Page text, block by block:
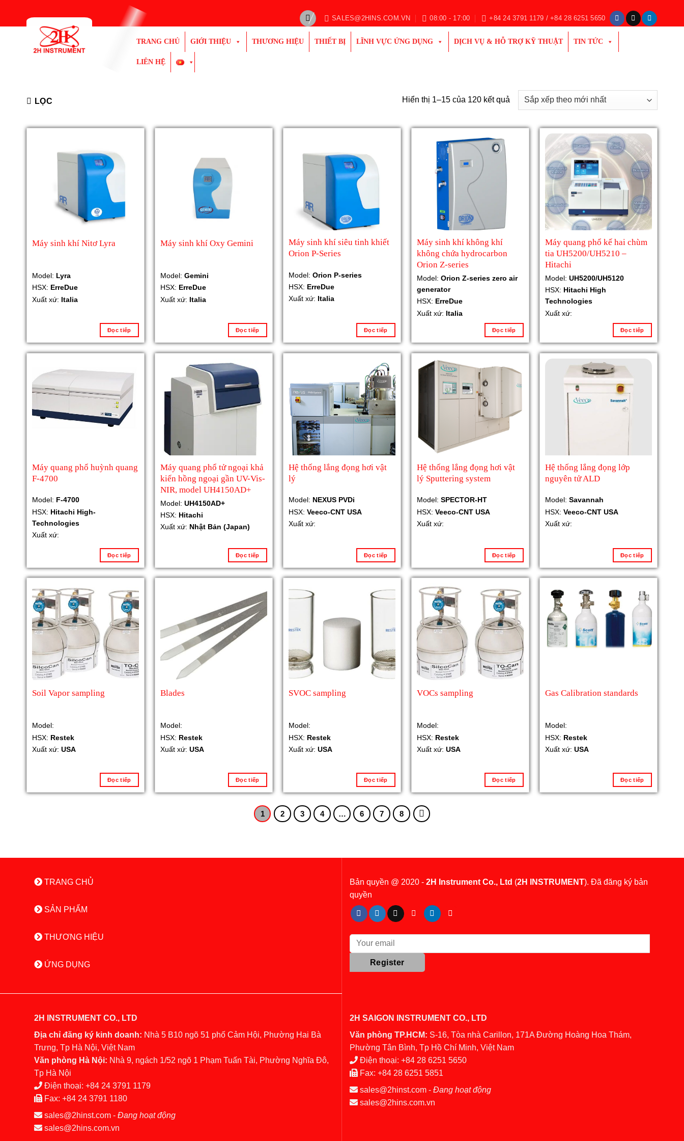
SALES@2HINS.COM.VN 08:00 - 17:00 +84 24 3791 1179 / +84 28 6251 5650
TRANG CHỦ GIỚI THIỆU THƯƠNG HIỆU THIẾT BỊ LĨNH VỰC ỨNG DỤNG DỊCH VỤ & HỖ TRỢ KỸ THUẬT TIN TỨC
LIÊN HỆ
LỌC Hiển thị 1–15 của 120 kết quảĐã
sắp
xếp
Máy sinh khí Nitơ Lyra
Model: Lyra
HSX: ErreDue
Xuất xứ: Italia
Đọc tiếp
Máy sinh khí Oxy Gemini
Model: Gemini
HSX: ErreDue
Xuất xứ: Italia
Đọc tiếp
Máy sinh khí siêu tinh khiết
Orion P-Series
Model: Orion P-series
HSX: ErreDue
Xuất xứ: Italia
Đọc tiếp
Máy sinh khí không khí
không chứa hydrocarbon
Orion Z-series
Model: Orion Z-series zero air
generator
HSX: ErreDue
Xuất xứ: Italia
Đọc tiếp
Máy quang phổ kế hai chùm
tia UH5200/UH5210 –
Hitachi
Model: UH5200/UH5120
HSX: Hitachi High
Technologies
Xuất xứ:
Đọc tiếp
Máy quang phổ huỳnh quang
F-4700
Model: F-4700
HSX: Hitachi High-
Technologies
Xuất xứ:
Đọc tiếp
Máy quang phổ tử ngoại khả
kiến hồng ngoại gần UV-Vis-
NIR, model UH4150AD+
Model: UH4150AD+
HSX: Hitachi
Xuất xứ: Nhật Bản (Japan)
Đọc tiếp
Hệ thống lắng đọng hơi vật
lý
Model: NEXUS PVDi
HSX: Veeco-CNT USA
Xuất xứ:
Đọc tiếp
Hệ thống lắng đọng hơi vật
lý Sputtering system
Model: SPECTOR-HT
HSX: Veeco-CNT USA
Xuất xứ:
Đọc tiếp
Hệ thống lắng đọng lớp
nguyên tử ALD
Model: Savannah
HSX: Veeco-CNT USA
Xuất xứ:
Đọc tiếp
Soil Vapor sampling
Model:
HSX: Restek
Xuất xứ: USA
Đọc tiếp
Blades
Model:
HSX: Restek
Xuất xứ: USA
Đọc tiếp
SVOC sampling
Model:
HSX: Restek
Xuất xứ: USA
Đọc tiếp
VOCs sampling
Model:
HSX: Restek
Xuất xứ: USA
Đọc tiếp
Gas Calibration standards
Model:
HSX: Restek
Xuất xứ: USA
Đọc tiếp
1 2 3 4 … 6 7 8
TRANG CHỦ
SẢN PHẨM
THƯƠNG HIỆU
ỨNG DỤNG
Bản quyền @ 2020 - 2H Instrument Co., Ltd (2H INSTRUMENT). Đã đăng ký bản
quyền
2H INSTRUMENT CO., LTD
Địa chỉ đăng ký kinh doanh: Nhà 5 B10 ngõ 51 phố Cảm Hội, Phường Hai Bà
Trưng, Tp Hà Nội, Việt Nam
Văn phòng Hà Nội: Nhà 9, ngách 1/52 ngõ 1 Phạm Tuấn Tài, Phường Nghĩa Đô,
Tp Hà Nội
Điện thoại: +84 24 3791 1179
Fax: +84 24 3791 1180
sales@2hinst.com - Đang hoạt động
sales@2hins.com.vn
2H SAIGON INSTRUMENT CO., LTD
Văn phòng TP.HCM: S-16, Tòa nhà Carillon, 171A Đường Hoàng Hoa Thám,
Phường Tân Bình, Tp Hồ Chí Minh, Việt Nam
Điện thoại: +84 28 6251 5650
Fax: +84 28 6251 5851
sales@2hinst.com - Đang hoạt động
sales@2hins.com.vn